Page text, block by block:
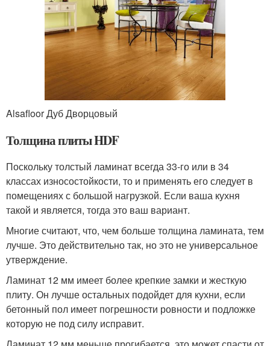
Alsafloor Дуб Дворцовый
Толщина плиты HDF
Поскольку толстый ламинат всегда 33-го или в 34
классах износостойкости, то и применять его следует в
помещениях с большой нагрузкой. Если ваша кухня
такой и является, тогда это ваш вариант.
Многие считают, что, чем больше толщина ламината, тем
лучше. Это действительно так, но это не универсальное
утверждение.
Ламинат 12 мм имеет более крепкие замки и жесткую
плиту. Он лучше остальных подойдет для кухни, если
бетонный пол имеет погрешности ровности и подложке
которую не под силу исправит.